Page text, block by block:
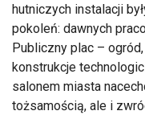
hutniczych instalacji
pokoleń: dawnych
Publiczny plac –
konstrukcje
salonem miasta
tożsamością, ale i